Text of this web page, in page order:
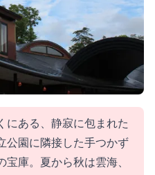
にある、静寂に包まれた
公園に隣接した手つかず
庫。夏から秋は雲海、